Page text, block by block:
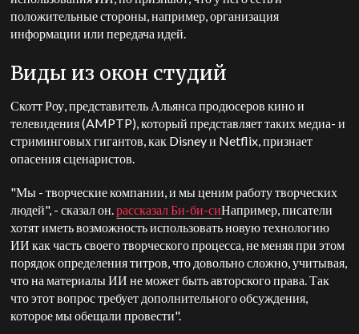
положительные стороны, например, организация
информации или передача идей.
Виды из окон студий
Скотт Роу, представитель Альянса продюсеров кино и
телевидения (AMPTP), который представляет таких медиа- и
стриминговых гигантов, как Disney и Netflix, признает
опасения сценаристов.
"Мы - творческие компании, и мы ценим работу творческих
людей", - сказал он.рассказал Би-би-сиНапример, писатели
хотят иметь возможность использовать новую технологию
ИИ как часть своего творческого процесса, не меняя при этом
порядок определения титров, что довольно сложно, учитывая,
что на материалы ИИ не может быть авторского права. Так
что этот вопрос требует дополнительного обсуждения,
которое мы обещали провести".